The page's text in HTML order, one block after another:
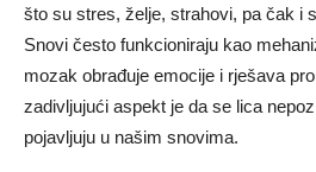
što su stres, želje, strahovi, pa čak i
Snovi često funkcioniraju kao
mozak obrađuje emocije i rješava
zadivljujući aspekt je da se lica
pojavljuju u našim snovima.